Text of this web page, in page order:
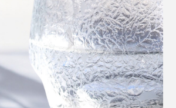
。美しさだけでなく、持ちやすさや
わった大きさや形。表面の模様は、滑
買っています。